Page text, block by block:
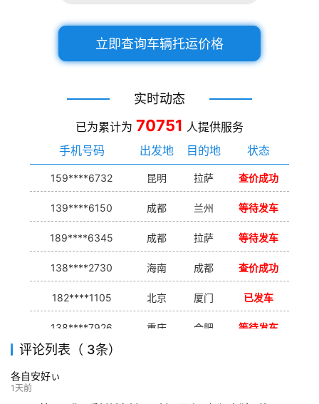
立即查询车辆托运价格
实时动态
已为累计为 70751 人提供服务
手机号码
出发地 目的地 状态
159****6732 昆明 拉萨 查价成功
139****6150 成都 兰州 等待发车
189****6345 成都 拉萨 等待发车
138****2730 海南 成都 查价成功
182****1105 北京 厦门 已发车
138****7926 重庆 合肥 等待发车
139****9233
评论列表（ 3条）
各自安好ぃ
1天前